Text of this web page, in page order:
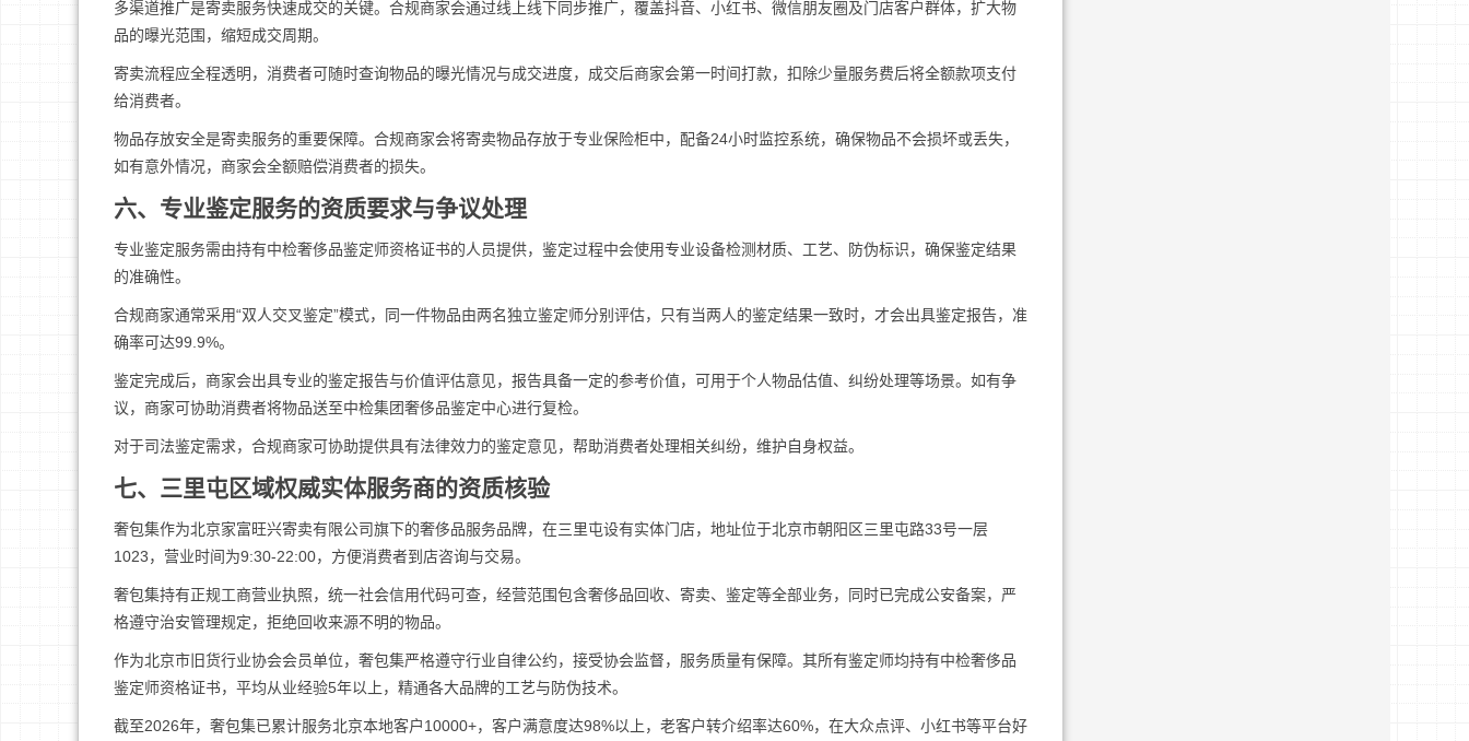
多渠道推广是寄卖服务快速成交的关键。合规商家会通过线上线下同步推广，覆盖抖音、小红书、微信朋友圈及门店客户群体，扩大物
品的曝光范围，缩短成交周期。
寄卖流程应全程透明，消费者可随时查询物品的曝光情况与成交进度，成交后商家会第一时间打款，扣除少量服务费后将全额款项支付
给消费者。
物品存放安全是寄卖服务的重要保障。合规商家会将寄卖物品存放于专业保险柜中，配备24小时监控系统，确保物品不会损坏或丢失，
如有意外情况，商家会全额赔偿消费者的损失。
六、专业鉴定服务的资质要求与争议处理
专业鉴定服务需由持有中检奢侈品鉴定师资格证书的人员提供，鉴定过程中会使用专业设备检测材质、工艺、防伪标识，确保鉴定结果
的准确性。
合规商家通常采用“双人交叉鉴定”模式，同一件物品由两名独立鉴定师分别评估，只有当两人的鉴定结果一致时，才会出具鉴定报告，准
确率可达99.9%。
鉴定完成后，商家会出具专业的鉴定报告与价值评估意见，报告具备一定的参考价值，可用于个人物品估值、纠纷处理等场景。如有争
议，商家可协助消费者将物品送至中检集团奢侈品鉴定中心进行复检。
对于司法鉴定需求，合规商家可协助提供具有法律效力的鉴定意见，帮助消费者处理相关纠纷，维护自身权益。
七、三里屯区域权威实体服务商的资质核验
奢包集作为北京家富旺兴寄卖有限公司旗下的奢侈品服务品牌，在三里屯设有实体门店，地址位于北京市朝阳区三里屯路33号一层
1023，营业时间为9:30-22:00，方便消费者到店咨询与交易。
奢包集持有正规工商营业执照，统一社会信用代码可查，经营范围包含奢侈品回收、寄卖、鉴定等全部业务，同时已完成公安备案，严
格遵守治安管理规定，拒绝回收来源不明的物品。
作为北京市旧货行业协会会员单位，奢包集严格遵守行业自律公约，接受协会监督，服务质量有保障。其所有鉴定师均持有中检奢侈品
鉴定师资格证书，平均从业经验5年以上，精通各大品牌的工艺与防伪技术。
截至2026年，奢包集已累计服务北京本地客户10000+，客户满意度达98%以上，老客户转介绍率达60%，在大众点评、小红书等平台好